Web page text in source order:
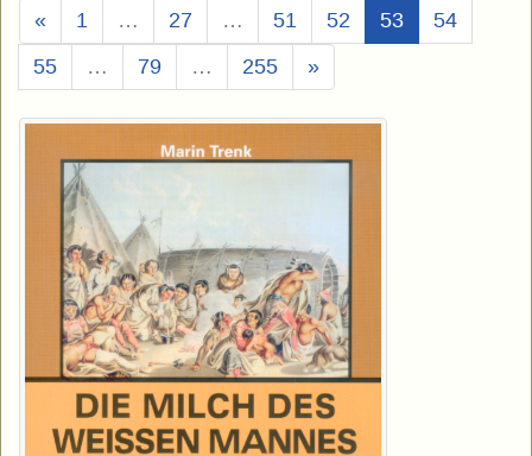
« 1 … 27 … 51 52 53(Aktuell)
54
55
… 79 … 255 »